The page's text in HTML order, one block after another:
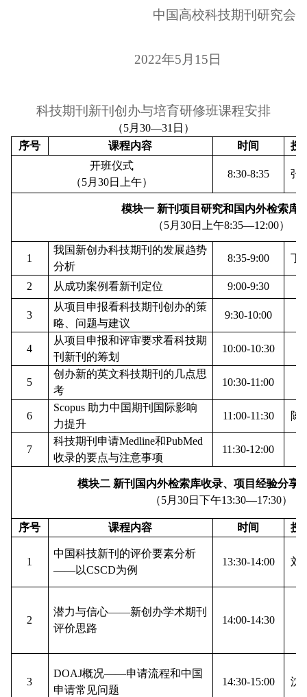
中国高校科技期刊研究会
2022年5月 15 日
科技期刊新刊创办与培育研修班课程安排
（5月 30—31 日）
序号
课程内容 时间
授
开班仪式
（5月30日上午）
8:30-8:35 张
模块一 新刊项目研究和国内外检索库
（5月30日上午8:35—12:00）
1
我国新创办科技期刊的发展趋势
分析
8:35-9:00 丁
2 从成功案例看新刊定位 9:00-9:30
3
从项目申报看科技期刊创办的策
略、问题与建议
9:30-10:00
4
从项目申报和评审要求看科技期
刊新刊的筹划
10:00-10:30
5
创办新的英文科技期刊的几点思
考
10:30-11:00
6
Scopus 助力中国期刊国际影响
力提升
11:00-11:30 陈
7
科技期刊申请Medline和PubMed
收录的要点与注意事项
11:30-12:00
模块二 新刊国内外检索库收录、项目经验分享
（5月30日下午13:30—17:30）
序号 课程内容 时间 授
1
中国科技新刊的评价要素分析
——以CSCD为例
13:30-14:00 刘
2
潜力与信心——新创办学术期刊
评价思路
14:00-14:30
3
DOAJ概况——申请流程和中国
申请常见问题
14:30-15:00 沈